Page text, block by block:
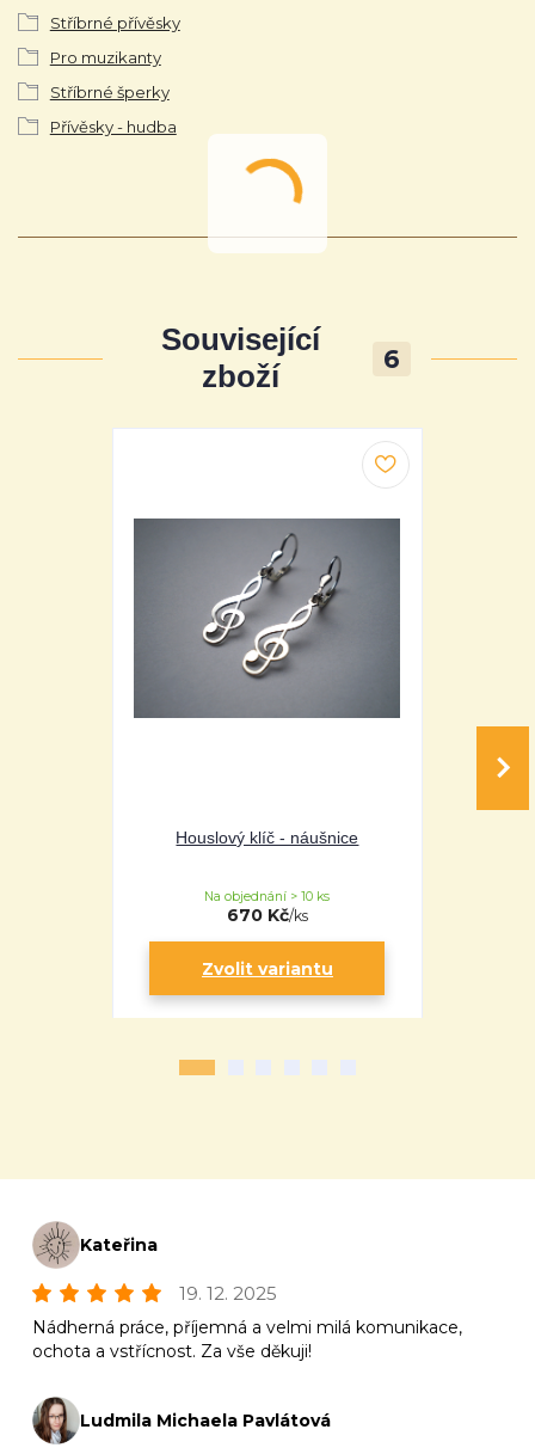
Stříbrné přívěsky
Pro muzikanty
Stříbrné šperky
Přívěsky - hudba
Související
zboží
6
Houslový klíč - náušnice
670 Kč/ks
Na objednání > 10 ks
Zvolit variantu
Kateřina
19. 12. 2025
Nádherná práce, příjemná a velmi milá komunikace,
ochota a vstřícnost. Za vše děkuji!
Ludmila Michaela Pavlátová